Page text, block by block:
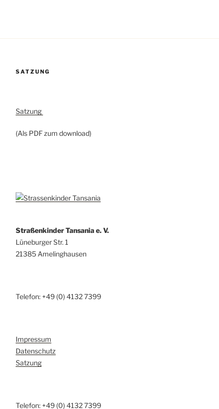
SATZUNG
Satzung
(Als PDF zum download)
Straßenkinder Tansania e. V.
Lüneburger Str. 1
21385 Amelinghausen
Telefon: +49 (0) 4132 7399
Impressum
Datenschutz
Satzung
Telefon: +49 (0) 4132 7399